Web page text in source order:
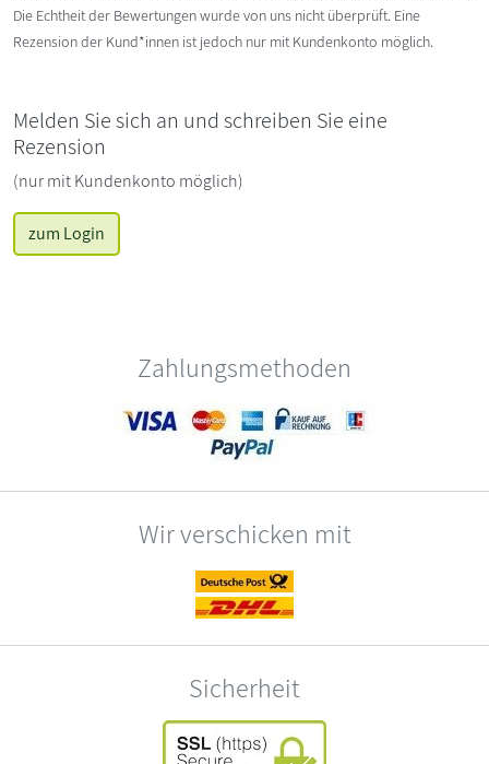
Die Echtheit der Bewertungen wurde von uns nicht überprüft. Eine
Rezension der Kund*innen ist jedoch nur mit Kundenkonto möglich.
Melden Sie sich an und schreiben Sie eine
Rezension
(nur mit Kundenkonto möglich)
zum Login
Zahlungsmethoden
Wir verschicken mit
Sicherheit